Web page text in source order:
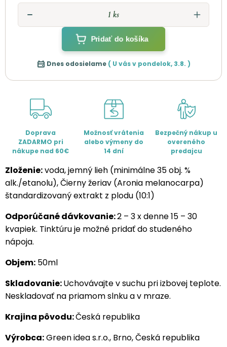
Pridať do košíka
Dnes odosielame ( U vás v pondelok, 3.8. )
Doprava
ZADARMO pri
nákupe nad 60€
Možnosť vrátenia
alebo výmeny do
14 dní
Bezpečný nákup u
overeného
predajcu
Zloženie:voda, jemný lieh (minimálne 35 obj. %
alk./etanolu), Čierny žeriav (Aronia melanocarpa)
štandardizovaný extrakt z plodu (10:1)
Odporúčané dávkovanie:2 – 3 x denne 15 – 30
kvapiek. Tinktúru je možné pridať do studeného
nápoja.
Objem: 50ml
Skladovanie:Uchovávajte v suchu pri izbovej teplote.
Neskladovať na priamom slnku a v mraze.
Krajina pôvodu:Česká republika
Výrobca:Green idea s.r.o., Brno, Česká republika